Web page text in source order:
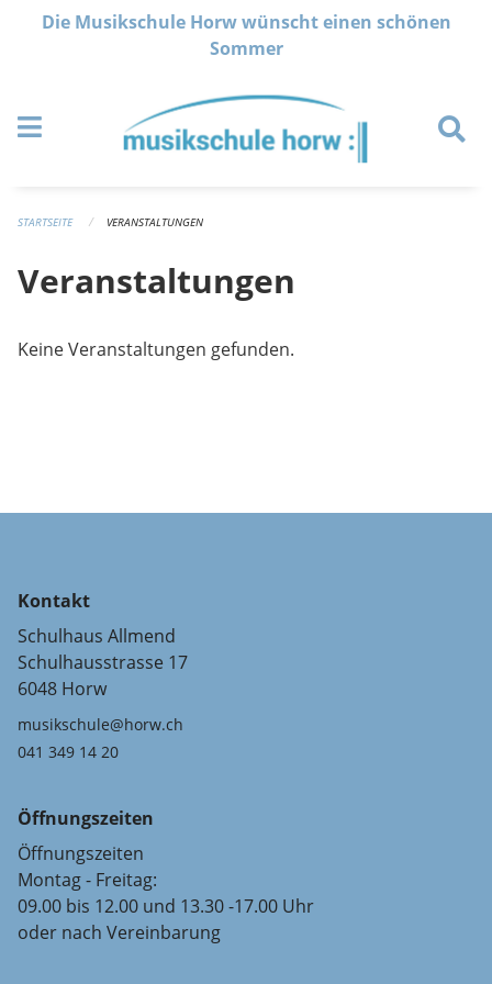
Navigation überspringen
Die Musikschule Horw wünscht einen schönen
Sommer
STARTSEITE VERANSTALTUNGEN
Veranstaltungen
Keine Veranstaltungen gefunden.
Kontakt
Schulhaus Allmend
Schulhausstrasse 17
6048 Horw
musikschule@horw.ch
041 349 14 20
Öffnungszeiten
Öffnungszeiten
Montag - Freitag:
09.00 bis 12.00 und 13.30 -17.00 Uhr
oder nach Vereinbarung